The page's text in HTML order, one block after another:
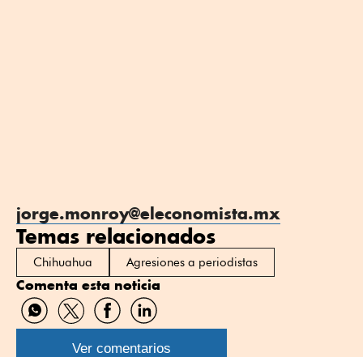
jorge.monroy@eleconomista.mx
Temas relacionados
Chihuahua Agresiones a periodistas
Comenta esta noticia
Compartir
por
WhatsApp
Compartir
por
Twitter
Compartir
por
Facebook
Compartir
por
Linkedin
Ver comentarios